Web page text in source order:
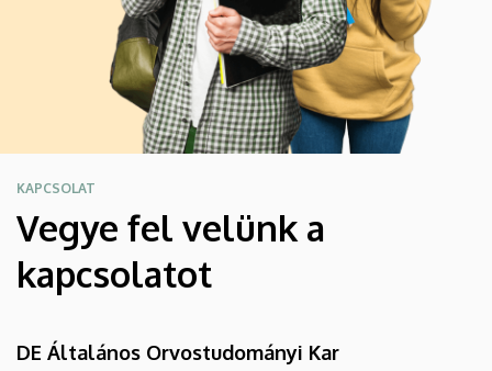
KAPCSOLAT
Vegye fel velünk a
kapcsolatot
DE Általános Orvostudományi Kar